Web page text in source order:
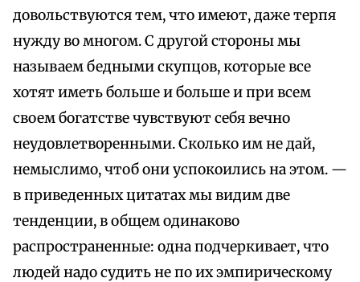
довольствуются тем, что имеют, даже терпя
нужду во многом. С другой стороны мы
называем бедными скупцов, которые все
хотят иметь больше и больше и при всем
своем богатстве чувствуют себя вечно
неудовлетворенными. Сколько им не дай,
немыслимо, чтоб они успокоились на этом. —
в приведенных цитатах мы видим две
тенденции, в общем одинаково
распространенные: одна подчеркивает, что
людей надо судить не по их эмпирическому